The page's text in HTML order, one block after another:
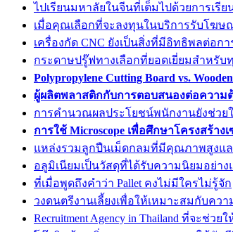
ไปเรียนมหาลัยในจีนที่เต็มไปด้วยการเรี
เมื่อคุณเลือกที่จะลงทุนในบริการรับโฆษ
เครื่องกัด CNC ยังเป็นสิ่งที่มีอิทธิพลต่อก
กระดาษปรู๊ฟทางเลือกที่ยอดเยี่ยมสำหรับ
Polypropylene Cutting Board vs.
ผู้ผลิตพลาสติกกับการตอบสนองต่อความ
การคำนวณผลประโยชน์พนักงานยังช่วย
การใช้ Microscope เพื่อศึกษาโครงสร้าง
แหล่งรวมลูกปืนเม็ดกลมที่มีคุณภาพสูงแ
อลูมิเนียมเป็นวัสดุที่ได้รับความนิยมอย่าง
ที่เมื่อพูดถึงคำว่า Pallet คงไม่มีใครไม่รู้จัก
วงดนตรีงานเลี้ยงเพื่อให้เหมาะสมกับคว
Recruitment Agency in Thailand ที่จะช่ว